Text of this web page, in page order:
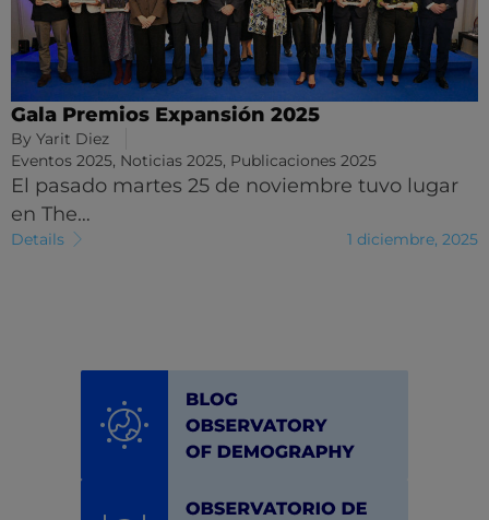
Gala Premios Expansión 2025
By Yarit Diez
Eventos 2025, Noticias 2025, Publicaciones 2025
El pasado martes 25 de noviembre tuvo lugar
en The…
Details 1 diciembre, 2025